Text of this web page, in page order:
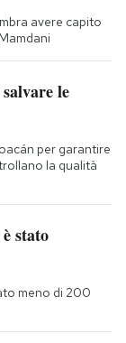
avere capito
le
per garantire
la qualità
stato
meno di 200